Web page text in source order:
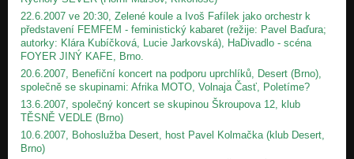
22.6.2007 ve 20:30, Zelené koule a Ivoš Fafílek jako orchestr k
představení FEMFEM - feministický kabaret (režije: Pavel Baďura;
autorky: Klára Kubíčková, Lucie Jarkovská), HaDivadlo - scéna
FOYER JINÝ KAFE, Brno.
20.6.2007, Benefiční koncert na podporu uprchlíků, Desert (Brno),
společně se skupinami: Afrika MOTO, Volnaja Časť, Poletíme?
13.6.2007, společný koncert se skupinou Škroupova 12, klub
TĚSNĚ VEDLE (Brno)
10.6.2007, Bohoslužba Desert, host Pavel Kolmačka (klub Desert,
Brno)